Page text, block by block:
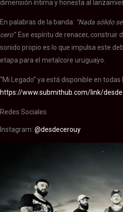
dimensión íntima y honesta al
En palabras de la banda: “Nada sólido
cero”. Ese espíritu de renacer, construir
sonido propio es lo que impulsa este
etapa para el metalcore uruguayo.
“Mi Legado” ya está disponible en
https://www.submithub.com/link/
Redes Sociales
Instagram: @desdecerouy